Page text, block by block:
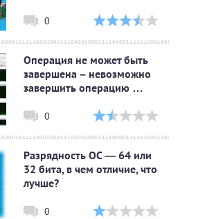
0
Операция не может быть
завершена – невозможно
завершить операцию …
0
Разрядность ОС — 64 или
32 бита, в чем отличие, что
лучше?
0